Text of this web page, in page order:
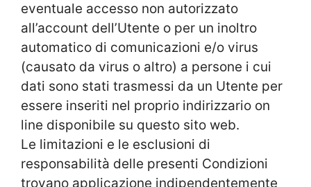
eventuale accesso non autorizzato
all’account dell’Utente o per un inoltro
automatico di comunicazioni e/o virus
(causato da virus o altro) a persone i cui
dati sono stati trasmessi da un Utente per
essere inseriti nel proprio indirizzario on
line disponibile su questo sito web.
Le limitazioni e le esclusioni di
responsabilità delle presenti Condizioni
trovano applicazione indipendentemente